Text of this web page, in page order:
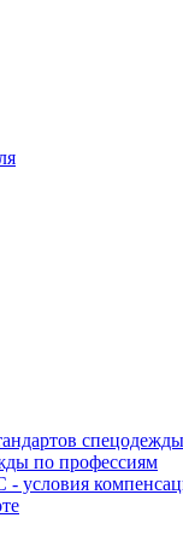
спецодежды
по профессиям
условия